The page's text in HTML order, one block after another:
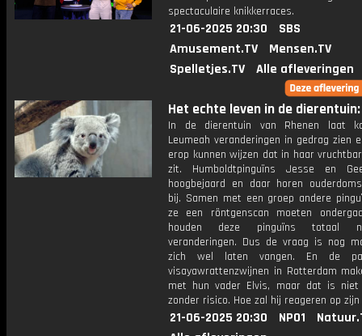
spectaculaire knikkerraces.
21-06-2025 20:30
SBS
Amusement.TV
Mensen.TV
Spelletjes.TV
Alle afleveringen
Het echte leven in de
In de dierentuin van Rhenen laat
Leumeah veranderingen in gedrag zien
erop kunnen wijzen dat in haar
zit. Humboldtpinguïns Jesse en
hoogbejaard en daar horen
bij. Samen met een groep andere
ze een röntgenscan moeten
houden deze pinguïns totaal
veranderingen. Dus de vraag is nog
zich wel laten vangen. En de
visayawrattenzwijnen in Rotterdam
met hun vader Elvis, maar dat is niet
zonder risico. Hoe zal hij reageren op
21-06-2025 20:30 NPO1